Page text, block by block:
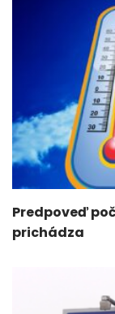
Predpoveď
prichádza